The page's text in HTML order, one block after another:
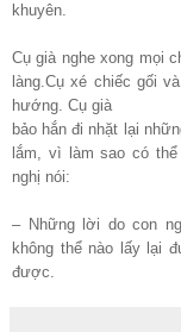
khuyên.
Cụ già nghe xong mọi
làng.Cụ xé chiếc gối
hướng. Cụ già
bảo hắn đi nhặt lại
lắm, vì làm sao có
nghị nói:
– Những lời do con
không thể nào lấy lại
được.